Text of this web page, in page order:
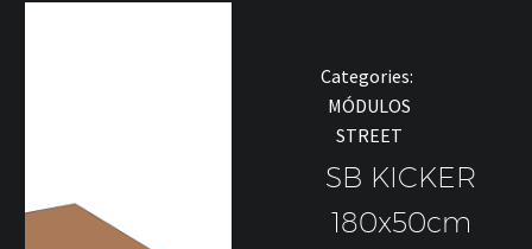
Categories:
MÓDULOS
STREET
SB KICKER
180x50cm